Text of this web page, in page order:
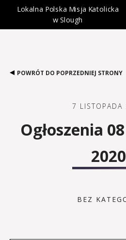
Lokalna Polska Misja Katolicka
w Slough
POWRÓT DO POPRZEDNIEJ STRONY
7 LISTOPADA
Ogłoszenia
2020
BEZ